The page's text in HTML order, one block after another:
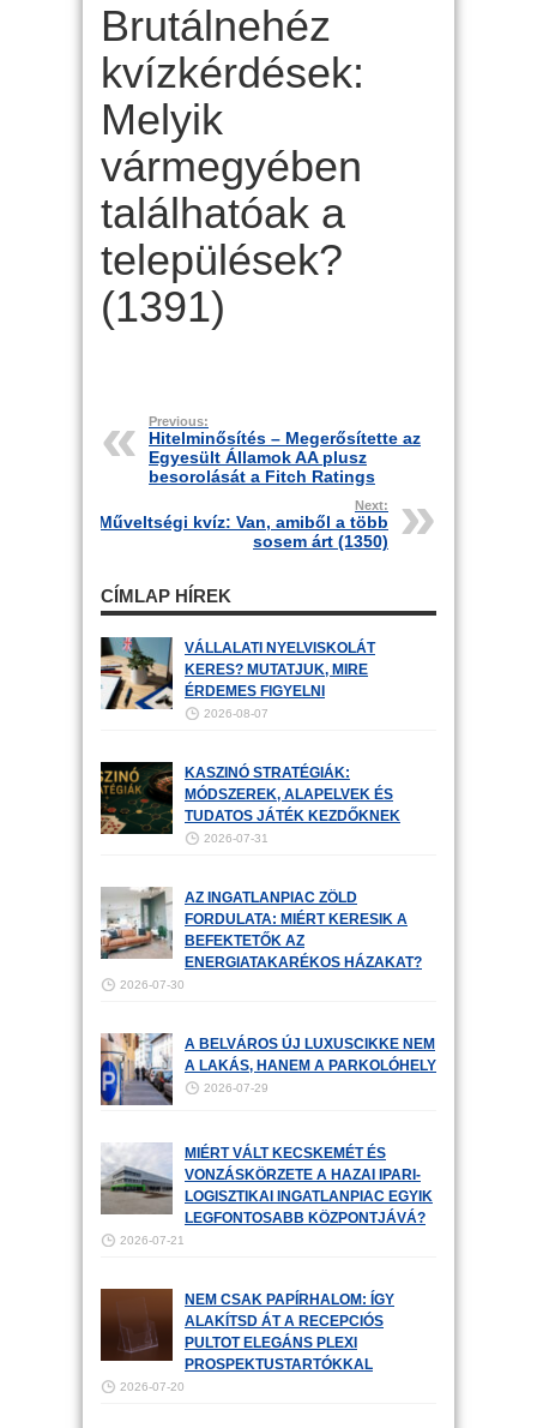
Brutálnehéz
kvízkérdések:
Melyik
vármegyében
találhatóak a
települések?
(1391)
Previous:
Hitelminősítés – Megerősítette az
Egyesült Államok AA plusz
besorolását a Fitch Ratings
Next:
Műveltségi kvíz: Van, amiből a több
sosem árt (1350)
CÍMLAP HÍREK
VÁLLALATI NYELVISKOLÁT
KERES? MUTATJUK, MIRE
ÉRDEMES FIGYELNI
2026-08-07
KASZINÓ STRATÉGIÁK:
MÓDSZEREK, ALAPELVEK ÉS
TUDATOS JÁTÉK KEZDŐKNEK
2026-07-31
AZ INGATLANPIAC ZÖLD
FORDULATA: MIÉRT KERESIK A
BEFEKTETŐK AZ
ENERGIATAKARÉKOS HÁZAKAT?
2026-07-30
A BELVÁROS ÚJ LUXUSCIKKE NEM
A LAKÁS, HANEM A PARKOLÓHELY
2026-07-29
MIÉRT VÁLT KECSKEMÉT ÉS
VONZÁSKÖRZETE A HAZAI IPARI-
LOGISZTIKAI INGATLANPIAC EGYIK
LEGFONTOSABB KÖZPONTJÁVÁ?
2026-07-21
NEM CSAK PAPÍRHALOM: ÍGY
ALAKÍTSD ÁT A RECEPCIÓS
PULTOT ELEGÁNS PLEXI
PROSPEKTUSTARTÓKKAL
2026-07-20